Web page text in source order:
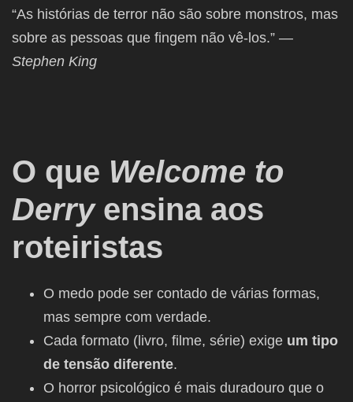
“As histórias de terror não são sobre monstros, mas
sobre as pessoas que fingem não vê-los.” —
Stephen King
O que Welcome to
Derryensina aos
roteiristas
O medo pode ser contado de várias formas,
mas sempre com verdade.
Cada formato (livro, filme, série) exige um tipo
de tensão diferente.
O horror psicológico é mais duradouro que o